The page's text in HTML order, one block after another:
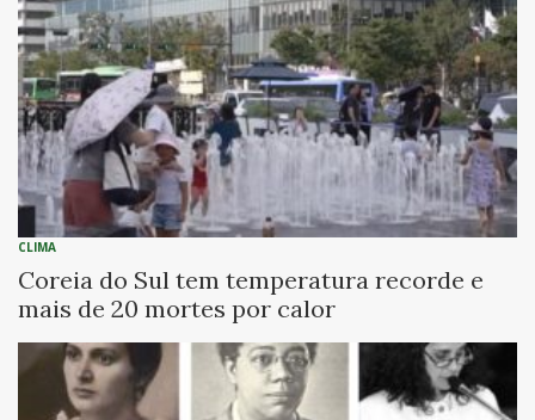
CLIMA
Coreia do Sul tem temperatura recorde e
mais de 20 mortes por calor